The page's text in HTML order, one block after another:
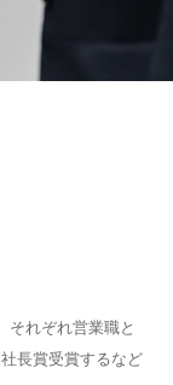
それぞれ営業職と
長賞受賞するなど